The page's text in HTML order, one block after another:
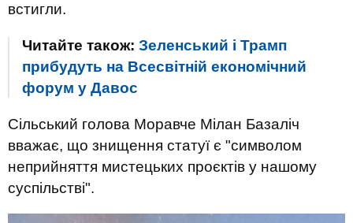
встигли.
Читайте також: Зеленський і Трамп
прибудуть на Всесвітній економічний
форум у Давос
Сільський голова Моравче Мілан Базаліч
вважає, що знищення статуї є "символом
неприйняття мистецьких проєктів у нашому
суспільстві".